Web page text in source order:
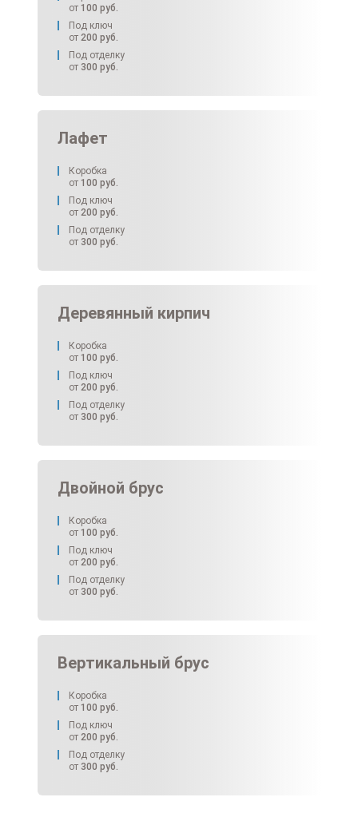
от 100 руб.
Под ключ
от 200 руб.
Под отделку
от 300 руб.
Лафет
Коробка
от 100 руб.
Под ключ
от 200 руб.
Под отделку
от 300 руб.
Деревянный кирпич
Коробка
от 100 руб.
Под ключ
от 200 руб.
Под отделку
от 300 руб.
Двойной брус
Коробка
от 100 руб.
Под ключ
от 200 руб.
Под отделку
от 300 руб.
Вертикальный брус
Коробка
от 100 руб.
Под ключ
от 200 руб.
Под отделку
от 300 руб.